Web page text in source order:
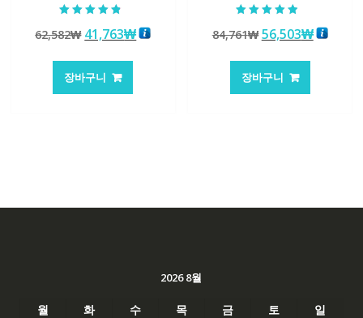
4.50
로 평가됨
62,582₩ 원
가
격:
41,763₩현
장바구니
4.50
로 평가됨
84,761₩ 원
가
격:
56,503₩현
장바구니
2026 8월
월 화 수 목 금 토
일